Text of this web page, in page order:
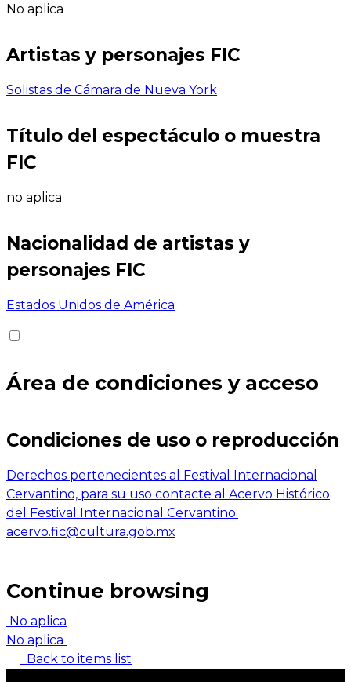
No aplica
Artistas y personajes FIC
Solistas de Cámara de Nueva York
Título del espectáculo o muestra
FIC
no aplica
Nacionalidad de artistas y
personajes FIC
Estados Unidos de América
Área de condiciones y acceso
Condiciones de uso o reproducción
Derechos pertenecientes al Festival Internacional
Cervantino, para su uso contacte al Acervo Histórico
del Festival Internacional Cervantino:
acervo.fic@cultura.gob.mx
Continue browsing
No aplica
No aplica
Back to items list